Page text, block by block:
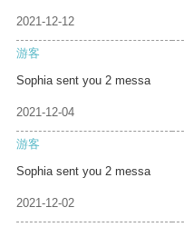
2021-12-12
游客
Sophia sent you 2 messa
2021-12-04
游客
Sophia sent you 2 messa
2021-12-02